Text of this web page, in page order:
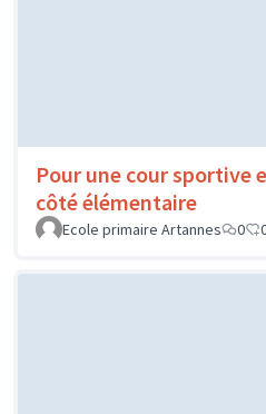
Pour une cour sportive
côté élémentaire
Ecole primaire Artannes
0